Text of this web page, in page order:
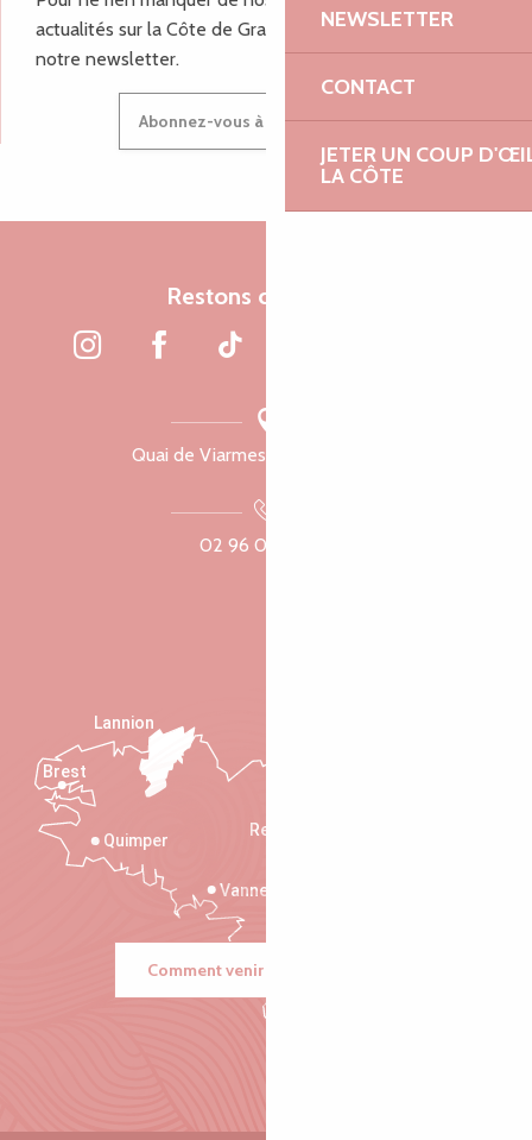
NEWSLETTER
CONTACT
JETER UN COUP
LA CÔTE
actualités sur la Côte de Granit Rose, inscrivez-vous à
notre newsletter.
Abonnez-vous à notre newsletter
Restons connectés
Quai de Viarmes, 22300 Lannion
02 96 05 60 70
Rennes
Vannes
Quimper
Lannion
Brest
Comment venir ?